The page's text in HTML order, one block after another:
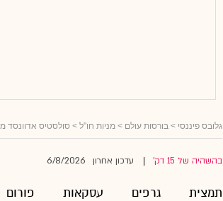
גלובס פיננסי > בורסות עולם > מניות חו"ל > סולסטיס אדוונסד
בהשהיה של 15 דק' עדכון אחרון 6/8/2026
תמצית גרפים עסקאות פורום